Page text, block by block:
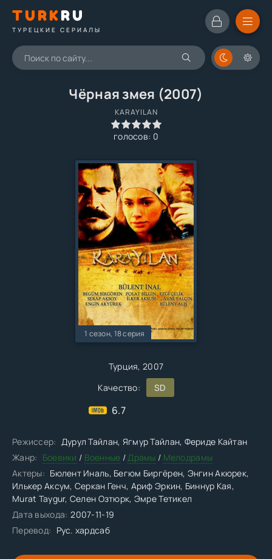
TURKRU
ТУРЕЦКИЕ СЕРИАЛЫ
Чёрная змея (2007)
KARAYILAN
4 5
голосов: 0
Турция, 2007
Качество:
SD
6.7
1 сезон, 18 серия
Режиссер: Дурул Тайлан, Ягмур Тайлан, Фериде Кайтан
Жанр: Боевики / Военные /Драмы / Мелодрамы
Актеры: Бюлент Иналь, Бегюм Биргёрен, Энгин Акюрек,
Илькер Аксум, Серкан Генч, Ариф Эркин, Биннур Кая,
Murat Taygur, Селен Озтюрк, Эмре Тетикел
Дата выхода: 2007-11-19
Перевод: Рус. хардсаб